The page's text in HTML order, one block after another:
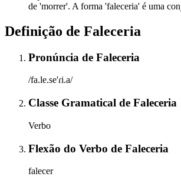
de 'morrer'. A forma 'faleceria' é uma
Definição de Faleceria
Pronúncia de Faleceria
/fa.le.se'ɾi.a/
Classe Gramatical de Faleceria
Verbo
Flexão do Verbo de Faleceria
falecer